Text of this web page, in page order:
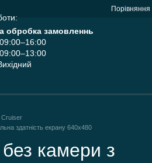
Порівняння
обробка замовленнь
09:00–16:00
09:00–13:00
Cruiser
здатність екрану 640х480
камери з